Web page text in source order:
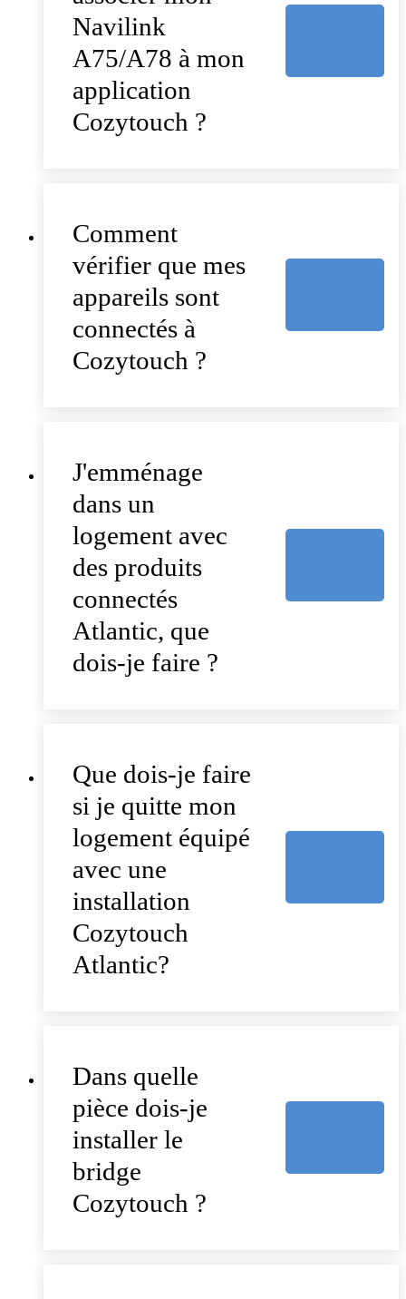
Navilink
A75/A78 à mon
application
Cozytouch ?
Comment
vérifier que mes
appareils sont
connectés à
Cozytouch ?
J'emménage
dans un
logement avec
des produits
connectés
Atlantic, que
dois-je faire ?
Que dois-je faire
si je quitte mon
logement équipé
avec une
installation
Cozytouch
Atlantic?
Dans quelle
pièce dois-je
installer le
bridge
Cozytouch ?